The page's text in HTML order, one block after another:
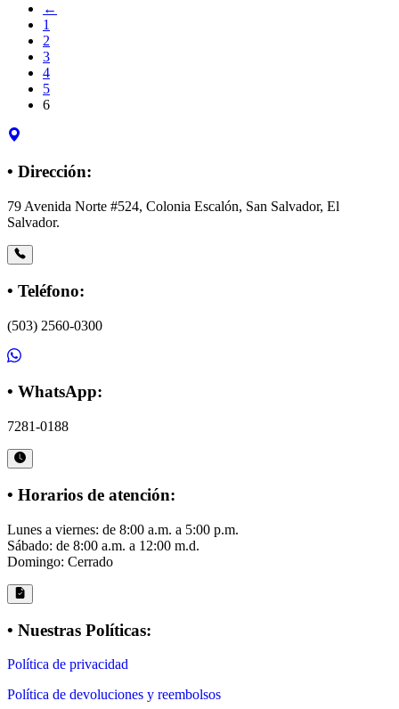
←
1
2
3
4
5
6
• Dirección:
79 Avenida Norte #524, Colonia Escalón, San Salvador, El
Salvador.
• Teléfono:
(503) 2560-0300
• WhatsApp:
7281-0188
• Horarios de atención:
Lunes a viernes: de 8:00 a.m. a 5:00 p.m.
Sábado: de 8:00 a.m. a 12:00 m.d.
Domingo: Cerrado
• Nuestras Políticas:
Política de privacidad
Política de devoluciones y reembolsos